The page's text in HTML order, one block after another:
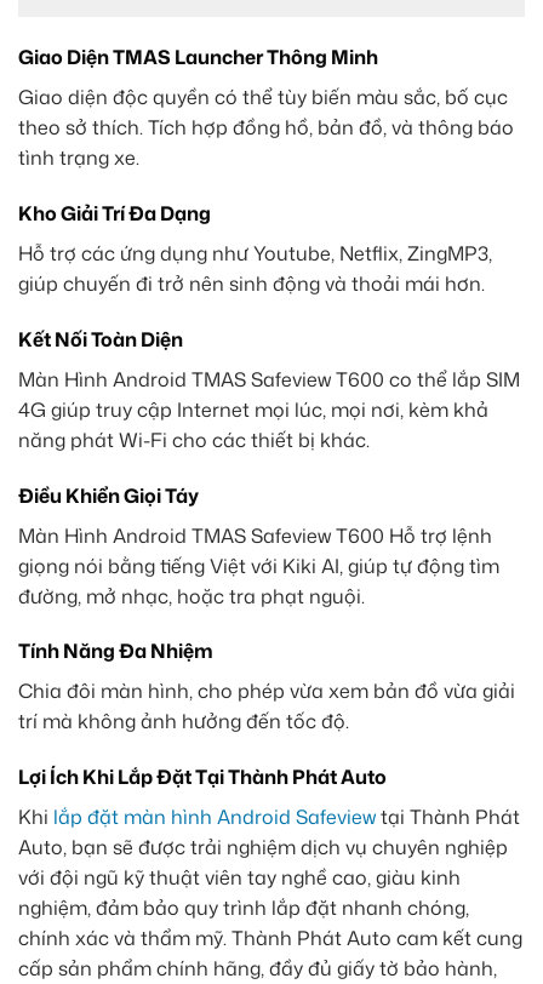
Giao Diện TMAS Launcher Thông Minh
Giao diện độc quyền có thể tùy biến màu sắc, bố cục
theo sở thích. Tích hợp đồng hồ, bản đồ, và thông báo
tình trạng xe.
Kho Giải Trí Đa Dạng
Hỗ trợ các ứng dụng như Youtube, Netflix, ZingMP3,
giúp chuyến đi trở nên sinh động và thoải mái hơn.
Kết Nối Toàn Diện
Màn Hình Android TMAS Safeview T600 co thể lắp SIM
4G giúp truy cập Internet mọi lúc, mọi nơi, kèm khả
năng phát Wi-Fi cho các thiết bị khác.
Điều Khiển Giọi Táy
Màn Hình Android TMAS Safeview T600 Hỗ trợ lệnh
giọng nói bằng tiếng Việt với Kiki AI, giúp tự động tìm
đường, mở nhạc, hoặc tra phạt nguội.
Tính Năng Đa Nhiệm
Chia đôi màn hình, cho phép vừa xem bản đồ vừa giải
trí mà không ảnh hưởng đến tốc độ.
Lợi Ích Khi Lắp Đặt Tại Thành Phát Auto
Khi lắp đặt màn hình Android Safeviewtại Thành Phát
Auto, bạn sẽ được trải nghiệm dịch vụ chuyên nghiệp
với đội ngũ kỹ thuật viên tay nghề cao, giàu kinh
nghiệm, đảm bảo quy trình lắp đặt nhanh chóng,
chính xác và thẩm mỹ. Thành Phát Auto cam kết cung
cấp sản phẩm chính hãng, đầy đủ giấy tờ bảo hành,